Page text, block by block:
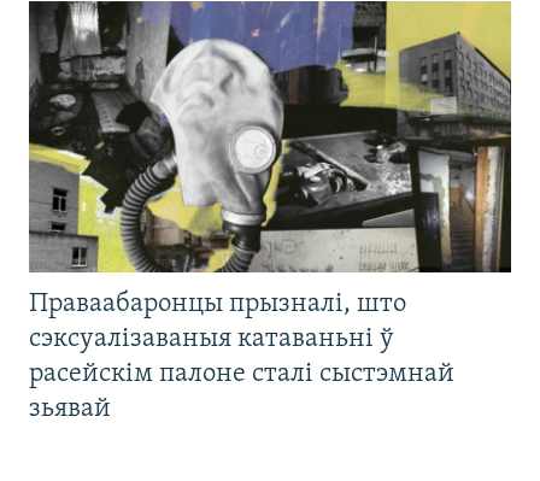
Праваабаронцы прызналі, што
сэксуалізаваныя катаваньні ў
расейскім палоне сталі сыстэмнай
зьявай